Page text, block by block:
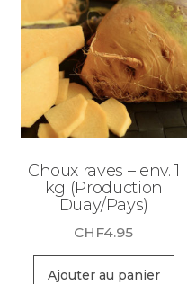
Choux raves – env. 1
kg (Production
Duay/Pays)
CHF4.95
Ajouter au panier